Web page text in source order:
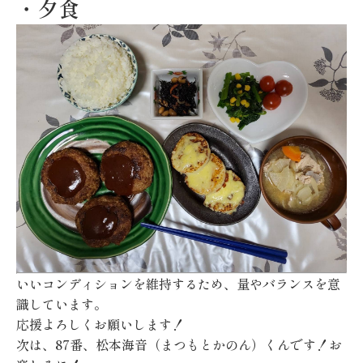
・夕食
いいコンディションを維持するため、量やバランスを意
識しています。
応援よろしくお願いします！
次は、87番、松本海音（まつもとかのん）くんです！お